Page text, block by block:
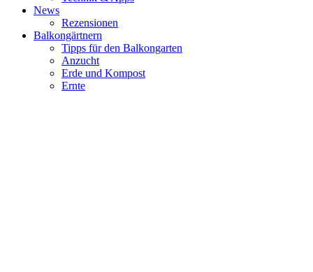
News
Rezensionen
Balkongärtnern
Tipps für den Balkongarten
Anzucht
Erde und Kompost
Ernte